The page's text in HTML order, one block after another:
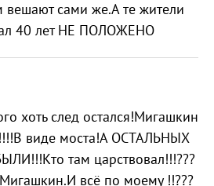
сами же.А те жители
40 лет НЕ ПОЛОЖЕНО
хоть след остался!Мигашкин
виде моста!А ОСТАЛЬНЫХ
там царствовал!!!???
всё по моему !!???